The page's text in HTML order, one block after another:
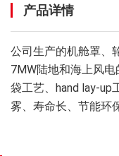
产品详情
公司生产的机舱罩、
7MW陆地和海上风
袋工艺、hand lay-up
雾、寿命长、节能环